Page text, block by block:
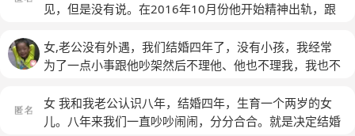
见，但是没有说。在2016年10月份他开始精神出轨，跟
间。他当时答应我不和那个女人联系，除了工作上的事
情。在11月份被我发现他还是和那个女人联系过密，已经
个女人就给我老公讲，我老公就特别生气跟我提出立刻回
家离婚。我跟他聊天挽回，可是他还是坚持离婚，我们回
女,老公没有外遇，我们结婚四年了，没有小孩，我经常
为了一点小事跟他吵架然后不理他、他也不理我，我也不
因觉得跟我在一起累了，对我没有爱了，这三个月我也在
改变我自己、他这段时间经常在外面跟朋友同学一起玩通
女 我和我老公认识八年，结婚四年，生育一个两岁的女
儿。八年来我们一直吵吵闹闹，分分合合。就是决定结婚